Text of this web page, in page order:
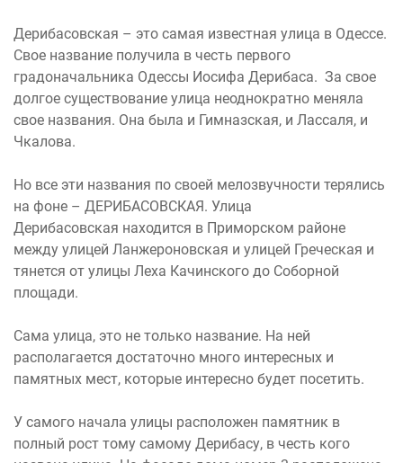
Дерибасовская – это самая известная улица в Одессе.
Свое название получила в честь первого
градоначальника Одессы Иосифа Дерибаса. За свое
долгое существование улица неоднократно меняла
свое названия. Она была и Гимназская, и Лассаля, и
Чкалова.
Но все эти названия по своей мелозвучности терялись
на фоне – ДЕРИБАСОВСКАЯ. Улица
Дерибасовская находится в Приморском районе
между улицей Ланжероновская и улицей Греческая и
тянется от улицы Леха Качинского до Соборной
площади.
Сама улица, это не только название. На ней
располагается достаточно много интересных и
памятных мест, которые интересно будет посетить.
У самого начала улицы расположен памятник в
полный рост тому самому Дерибасу, в честь кого